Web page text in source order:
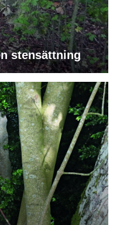
stensättning